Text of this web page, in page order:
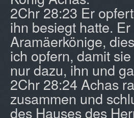
2Chr 28:23 Er
ihn besiegt hatte.
Aramäerkönige,
ich opfern, damit
nur dazu, ihn und
2Chr 28:24 Achas
zusammen und
des Hauses des